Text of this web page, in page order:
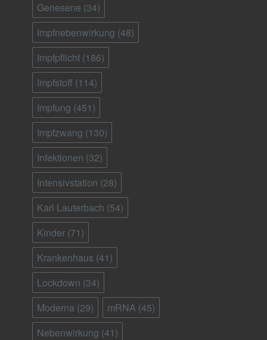
Genesene (34)
Impfnebenwirkung (48)
Impfpflicht (186)
Impfstoff (114)
Impfung (451)
Impfzwang (130)
Infektionen (32)
Intensivstation (28)
Karl Lauterbach (54)
Kinder (71)
Krankenhaus (41)
Lockdown (34)
Moderna (29) mRNA (45)
Nebenwirkung (41)